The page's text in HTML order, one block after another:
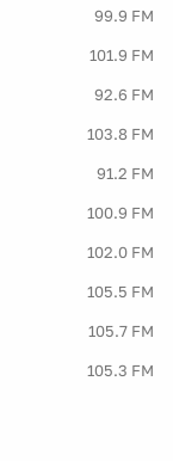
99.9 FM
101.9 FM
92.6 FM
103.8 FM
91.2 FM
100.9 FM
102.0 FM
105.5 FM
105.7 FM
105.3 FM